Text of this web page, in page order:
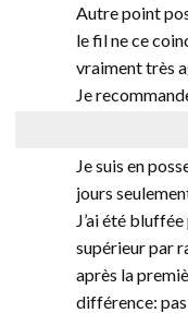
Autre point
le fil ne ce
vraiment très
Je
Je suis en
jours
J’ai été
supérieur par
après la
différence: